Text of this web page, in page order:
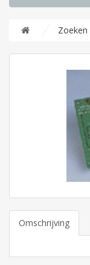
Zoeken
Omschrijving